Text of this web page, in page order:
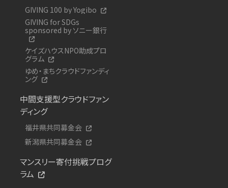
GIVING 100 by Yogibo
GIVING for SDGs
sponsored by ソニー銀行
ケイズハウスNPO助成プロ
グラム
ゆめ・まちクラウドファンディ
ング
中間支援型クラウドファン
ディング
福井県共同募金会
新潟県共同募金会
マンスリー寄付挑戦プログ
ラム